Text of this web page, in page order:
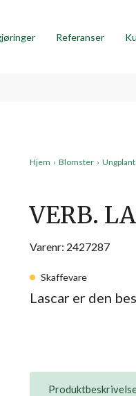
Referanser
Hjem › Blomster ›
VERB.
Varenr: 2427287
Skaffevare
Lascar er den